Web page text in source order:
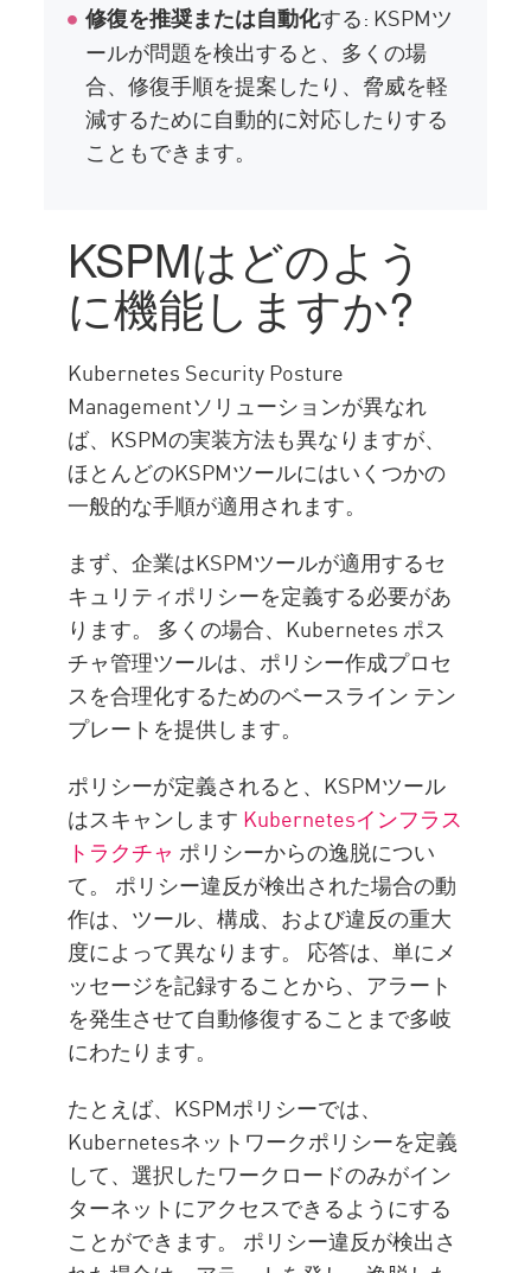
修復を推奨または自動化する: KSPMツ
ールが問題を検出すると、多くの場
合、修復手順を提案したり、脅威を軽
減するために自動的に対応したりする
こともできます。
KSPMはどのよう
に機能しますか?
Kubernetes Security Posture
Managementソリューションが異なれ
ば、KSPMの実装方法も異なりますが、
ほとんどのKSPMツールにはいくつかの
一般的な手順が適用されます。
まず、企業はKSPMツールが適用するセ
キュリティポリシーを定義する必要があ
ります。 多くの場合、Kubernetes ポス
チャ管理ツールは、ポリシー作成プロセ
スを合理化するためのベースライン テン
プレートを提供します。
ポリシーが定義されると、KSPMツール
はスキャンします Kubernetesインフラス
トラクチャ ポリシーからの逸脱につい
て。 ポリシー違反が検出された場合の動
作は、ツール、構成、および違反の重大
度によって異なります。 応答は、単にメ
ッセージを記録することから、アラート
を発生させて自動修復することまで多岐
にわたります。
たとえば、KSPMポリシーでは、
Kubernetesネットワークポリシーを定義
して、選択したワークロードのみがイン
ターネットにアクセスできるようにする
ことができます。 ポリシー違反が検出さ